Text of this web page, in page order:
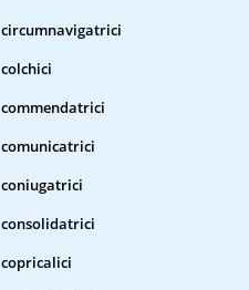
circumnavigatrici
colchici
commendatrici
comunicatrici
coniugatrici
consolidatrici
copricalici